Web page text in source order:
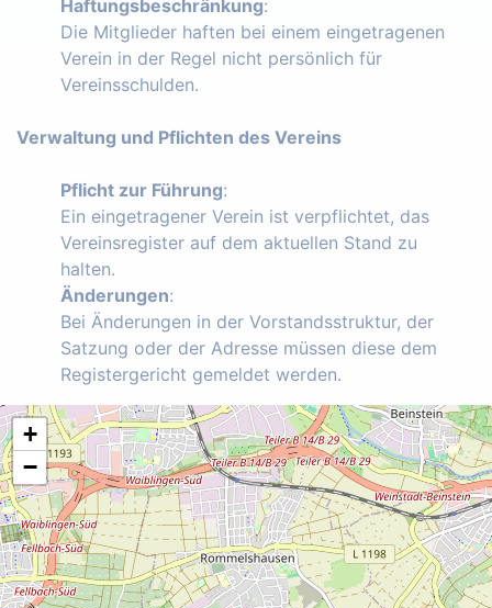
Haftungsbeschränkung:
Die Mitglieder haften bei einem eingetragenen
Verein in der Regel nicht persönlich für
Vereinsschulden.
Verwaltung und Pflichten des Vereins
Pflicht zur Führung:
Ein eingetragener Verein ist verpflichtet, das
Vereinsregister auf dem aktuellen Stand zu
halten.
Änderungen:
Bei Änderungen in der Vorstandsstruktur, der
Satzung oder der Adresse müssen diese dem
Registergericht gemeldet werden.
+
−